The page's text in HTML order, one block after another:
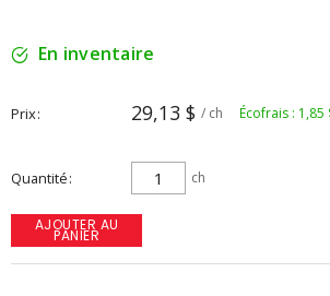
En inventaire
Prix 29,13 $ / ch Écofrais : 1,85
Quantité ch
AJOUTER AU
PANIER